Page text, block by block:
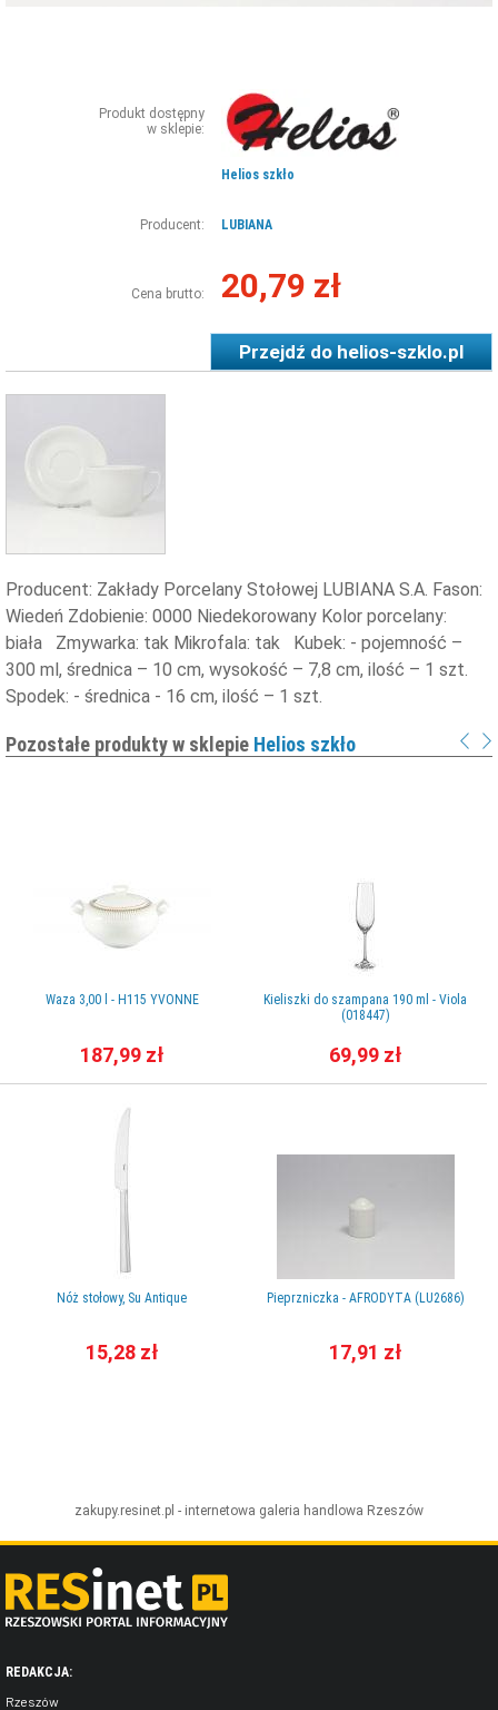
Produkt dostępny
w sklepie:
Helios szkło
Producent: LUBIANA
Cena brutto: 20,79 zł
Przejdź dohelios-szklo.pl
Producent: Zakłady Porcelany Stołowej LUBIANA S.A. Fason:
Wiedeń Zdobienie: 0000 Niedekorowany Kolor porcelany:
biała Zmywarka: tak Mikrofala: tak Kubek: - pojemność –
300 ml, średnica – 10 cm, wysokość – 7,8 cm, ilość – 1 szt.
Spodek: - średnica - 16 cm, ilość – 1 szt.
Pozostałe produkty w sklepie Helios szkło
Waza 3,00 l - H115 YVONNE
187,99 zł
Nóż stołowy, Su Antique
15,28 zł
Kieliszki do szampana 190 ml - Viola
(018447)
69,99 zł
Pieprzniczka - AFRODYTA (LU2686)
17,91 zł
zakupy.resinet.pl - internetowa galeria handlowa Rzeszów
REDAKCJA:
Rzeszów